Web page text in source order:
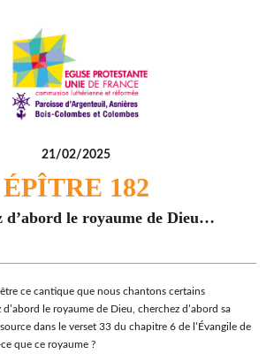
21/02/2025
ÉPÎTRE 182
d’abord le royaume de Dieu…
ce cantique que nous chantons certains
le royaume de Dieu, cherchez d’abord sa
dans le verset 33 du chapitre 6 de l’Évangile de
que ce royaume ?